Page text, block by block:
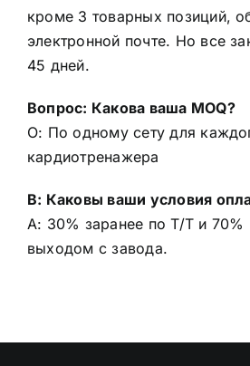
кроме 3 товарных позиций,
электронной почте. Но все
45 дней.
Вопрос: Какова ваша MOQ?
О: По одному сету для
кардиотренажера
В: Каковы ваши условия
A: 30% заранее по T/T и 70%
выходом с завода.